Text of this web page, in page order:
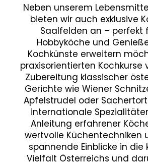
Neben unserem
bieten wir auch exklusive
Saalfelden an – perfekt
Hobbyköche und
Kochkünste erweitern
praxisorientierten Kochkurse
Zubereitung klassischer
Gerichte wie Wiener
Apfelstrudel oder
internationale
Anleitung erfahrener
wertvolle Küchentechniken
spannende Einblicke in die
Vielfalt Österreichs und